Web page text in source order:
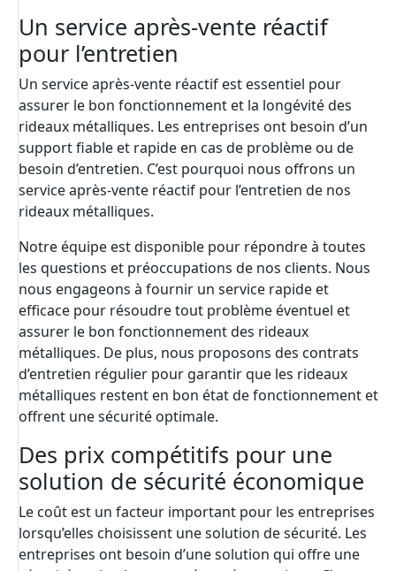
Un service après-vente réactif
pour l’entretien
Un service après-vente réactif est essentiel pour
assurer le bon fonctionnement et la longévité des
rideaux métalliques. Les entreprises ont besoin d’un
support fiable et rapide en cas de problème ou de
besoin d’entretien. C’est pourquoi nous offrons un
service après-vente réactif pour l’entretien de nos
rideaux métalliques.
Notre équipe est disponible pour répondre à toutes
les questions et préoccupations de nos clients. Nous
nous engageons à fournir un service rapide et
efficace pour résoudre tout problème éventuel et
assurer le bon fonctionnement des rideaux
métalliques. De plus, nous proposons des contrats
d’entretien régulier pour garantir que les rideaux
métalliques restent en bon état de fonctionnement et
offrent une sécurité optimale.
Des prix compétitifs pour une
solution de sécurité économique
Le coût est un facteur important pour les entreprises
lorsqu’elles choisissent une solution de sécurité. Les
entreprises ont besoin d’une solution qui offre une